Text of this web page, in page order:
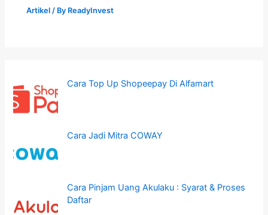
Artikel / By ReadyInvest
Cara Top Up Shopeepay Di Alfamart
Cara Jadi Mitra COWAY
Cara Pinjam Uang Akulaku : Syarat & Proses
Daftar